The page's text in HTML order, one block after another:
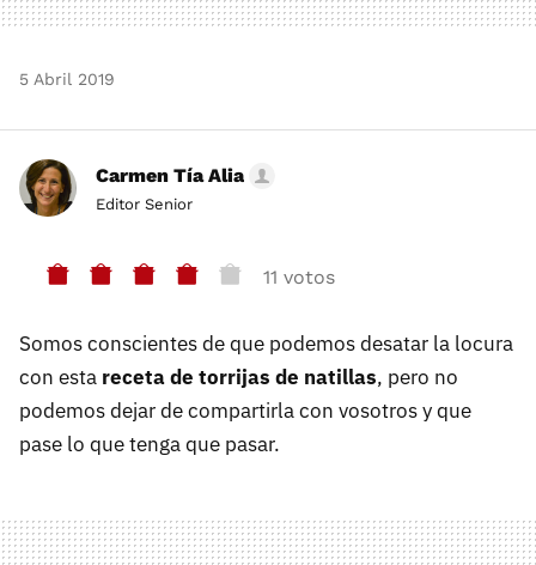
5 Abril 2019
Carmen Tía Alia
Editor Senior
11 votos
Somos conscientes de que podemos desatar la locura
con esta receta de torrijas de natillas, pero no
podemos dejar de compartirla con vosotros y que
pase lo que tenga que pasar.